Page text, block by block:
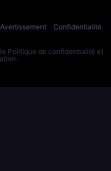
Avertissement
Confidentialité
Politique de confidentialité et
.